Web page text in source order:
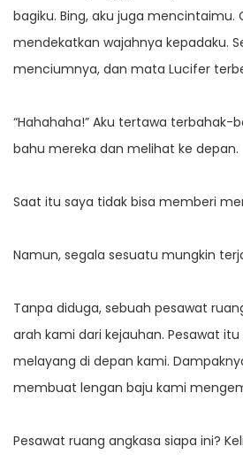
bagiku. Bing, aku juga mencintaimu.
mendekatkan wajahnya kepadaku.
menciumnya, dan mata Lucifer
“Hahahaha!” Aku tertawa terbahak-
bahu mereka dan melihat ke depan.
Saat itu saya tidak bisa memberi
Namun, segala sesuatu mungkin
Tanpa diduga, sebuah pesawat
arah kami dari kejauhan. Pesawat
melayang di depan kami.
membuat lengan baju kami
Pesawat ruang angkasa siapa ini?